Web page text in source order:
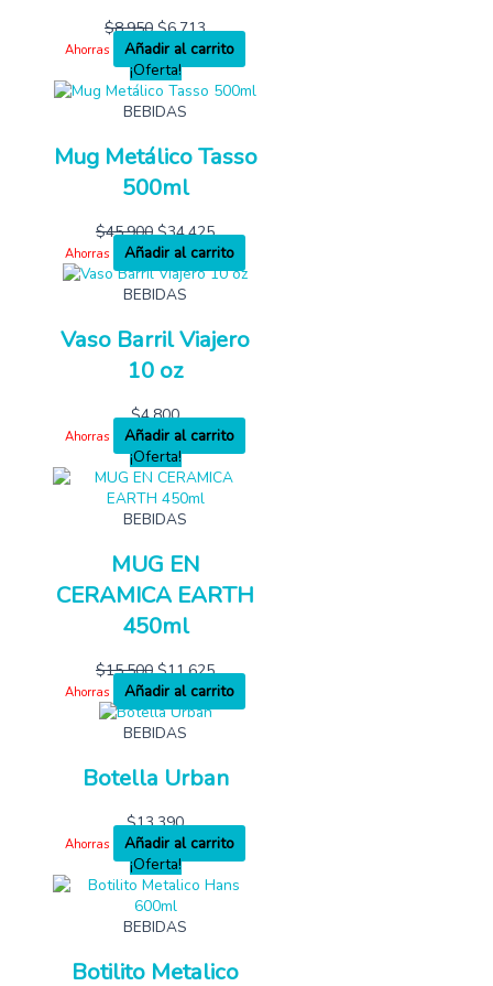
$8,950 $6,713
Ahorras
Añadir al carrito
¡Oferta!
BEBIDAS
Mug Metálico Tasso
500ml
$45,900 $34,425
Ahorras
Añadir al carrito
BEBIDAS
Vaso Barril Viajero
10 oz
$4,800
Ahorras
Añadir al carrito
¡Oferta!
BEBIDAS
MUG EN
CERAMICA EARTH
450ml
$15,500 $11,625
Ahorras
Añadir al carrito
BEBIDAS
Botella Urban
$13,390
Ahorras
Añadir al carrito
¡Oferta!
BEBIDAS
Botilito Metalico